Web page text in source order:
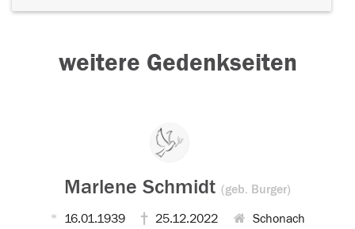
weitere Gedenkseiten
Marlene Schmidt (geb. Burger)
16.01.1939 25.12.2022 Schonach